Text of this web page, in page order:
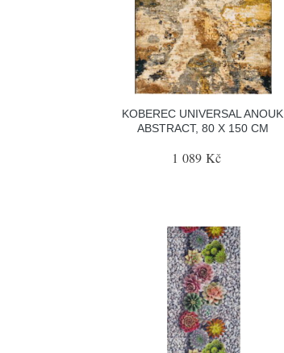
KOBEREC UNIVERSAL ANOUK
ABSTRACT, 80 X 150 CM
1 089 Kč